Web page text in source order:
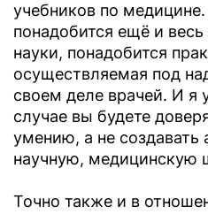
учебников по
понадобится ещё и
науки, понадобится
осуществляемая под
своем деле врачей. И я
случае вы будете
умению, а не создавать
научную, медицинскую
Точно также и в